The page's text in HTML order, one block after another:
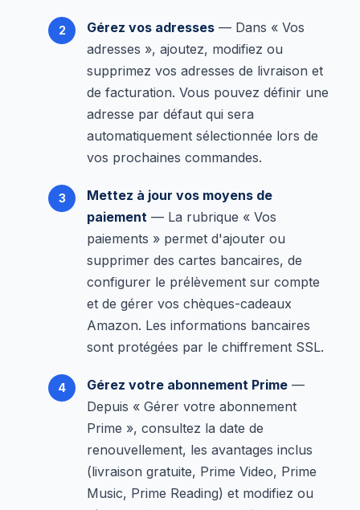
Gérez vos adresses — Dans « Vos
adresses », ajoutez, modifiez ou
supprimez vos adresses de livraison et
de facturation. Vous pouvez définir une
adresse par défaut qui sera
automatiquement sélectionnée lors de
vos prochaines commandes.
Mettez à jour vos moyens de
paiement — La rubrique « Vos
paiements » permet d'ajouter ou
supprimer des cartes bancaires, de
configurer le prélèvement sur compte
et de gérer vos chèques-cadeaux
Amazon. Les informations bancaires
sont protégées par le chiffrement SSL.
Gérez votre abonnement Prime —
Depuis « Gérer votre abonnement
Prime », consultez la date de
renouvellement, les avantages inclus
(livraison gratuite, Prime Video, Prime
Music, Prime Reading) et modifiez ou